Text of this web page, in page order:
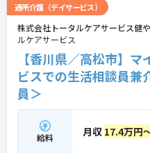
通所介護（デイサービス）
株式会社トータルケアサービス健
ルケアサービス
【香川県／高松市】
ビスでの生活相談員兼
員＞
給料 月収 17.4万円